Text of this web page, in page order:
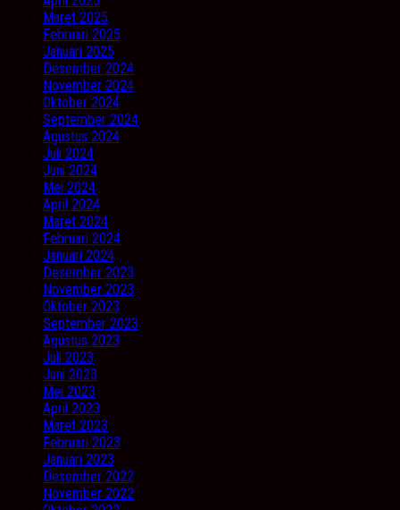
Maret 2025
Februari 2025
Januari 2025
Desember 2024
November 2024
Oktober 2024
September 2024
Agustus 2024
Juli 2024
Juni 2024
Mei 2024
April 2024
Maret 2024
Februari 2024
Januari 2024
Desember 2023
November 2023
Oktober 2023
September 2023
Agustus 2023
Juli 2023
Juni 2023
Mei 2023
April 2023
Maret 2023
Februari 2023
Januari 2023
Desember 2022
November 2022